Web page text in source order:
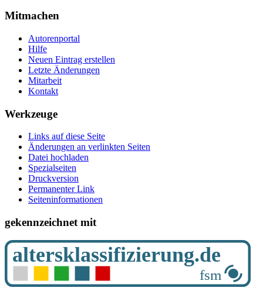
Mitmachen
Autorenportal
Hilfe
Neuen Eintrag erstellen
Letzte Änderungen
Mitarbeit
Kontakt
Werkzeuge
Links auf diese Seite
Änderungen an verlinkten Seiten
Datei hochladen
Spezialseiten
Druckversion
Permanenter Link
Seiten­­informationen
gekennzeichnet mit